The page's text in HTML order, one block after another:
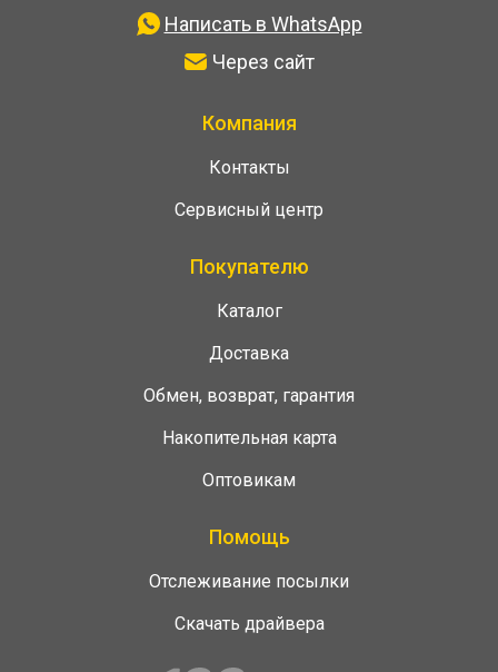
Компания
Контакты
Сервисный центр
Покупателю
Каталог
Доставка
Обмен, возврат, гарантия
Накопительная карта
Оптовикам
Помощь
Отслеживание посылки
Скачать драйвера
Написать в WhatsApp
Через сайт